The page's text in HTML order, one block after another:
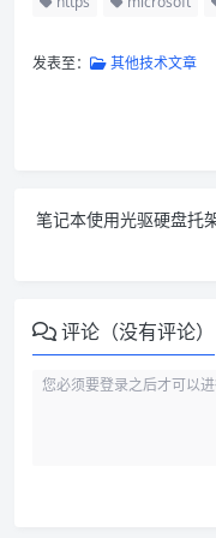
发表至： 其他技术文章
评论（没有评论）